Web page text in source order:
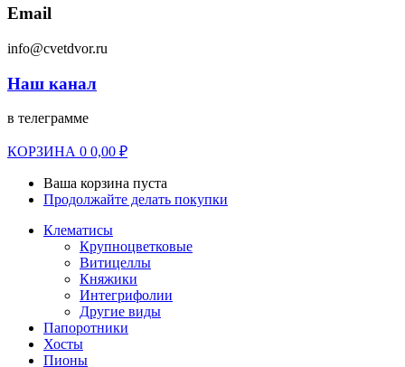
Email
info@cvetdvor.ru
Наш канал
в телеграмме
КОРЗИНА 0 0,00 ₽
Ваша корзина пуста
Продолжайте делать покупки
Клематисы
Крупноцветковые
Витицеллы
Княжики
Интегрифолии
Другие виды
Папоротники
Хосты
Пионы